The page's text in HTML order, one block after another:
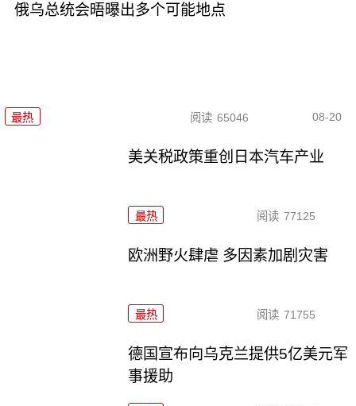
俄乌总统会晤曝出多个可能地点
最热 阅读 65046 08-20
美关税政策重创日本汽车产业
最热 阅读 77125
欧洲野火肆虐 多因素加剧灾害
最热 阅读 71755
德国宣布向乌克兰提供5亿美元军
事援助